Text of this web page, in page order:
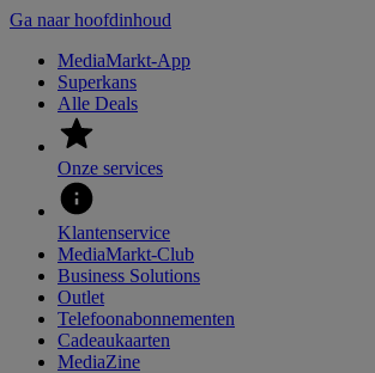
Ga naar hoofdinhoud
MediaMarkt-App
Superkans
Alle Deals
Onze services
Klantenservice
MediaMarkt-Club
Business Solutions
Outlet
Telefoonabonnementen
Cadeaukaarten
MediaZine